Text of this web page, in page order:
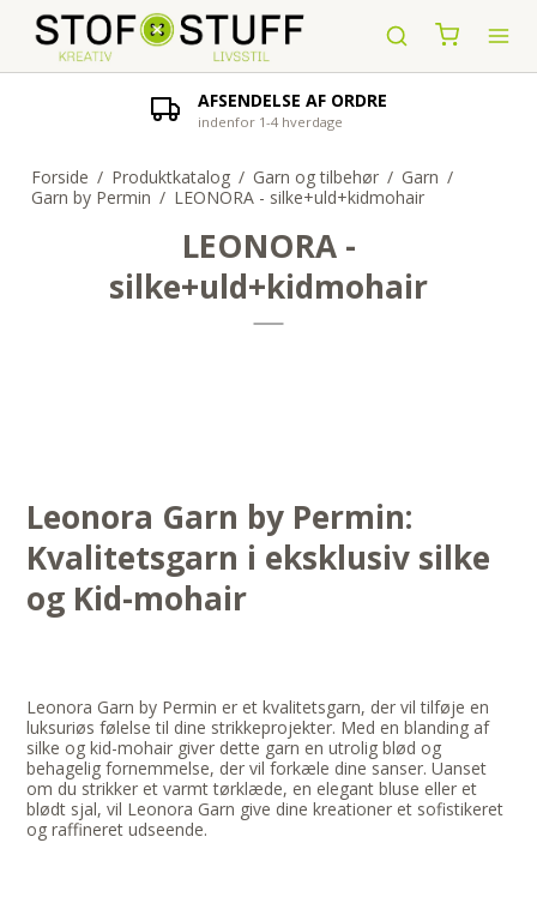
AFSENDELSE AF ORDRE
indenfor 1-4 hverdage
Forside / Produktkatalog / Garn og tilbehør / Garn /
Garn by Permin / LEONORA - silke+uld+kidmohair
LEONORA -
silke+uld+kidmohair
Leonora Garn by Permin:
Kvalitetsgarn i eksklusiv silke
og Kid-mohair
Leonora Garn by Permin er et kvalitetsgarn, der vil tilføje en
luksuriøs følelse til dine strikkeprojekter. Med en blanding af
silke og kid-mohair giver dette garn en utrolig blød og
behagelig fornemmelse, der vil forkæle dine sanser. Uanset
om du strikker et varmt tørklæde, en elegant bluse eller et
blødt sjal, vil Leonora Garn give dine kreationer et sofistikeret
og raffineret udseende.